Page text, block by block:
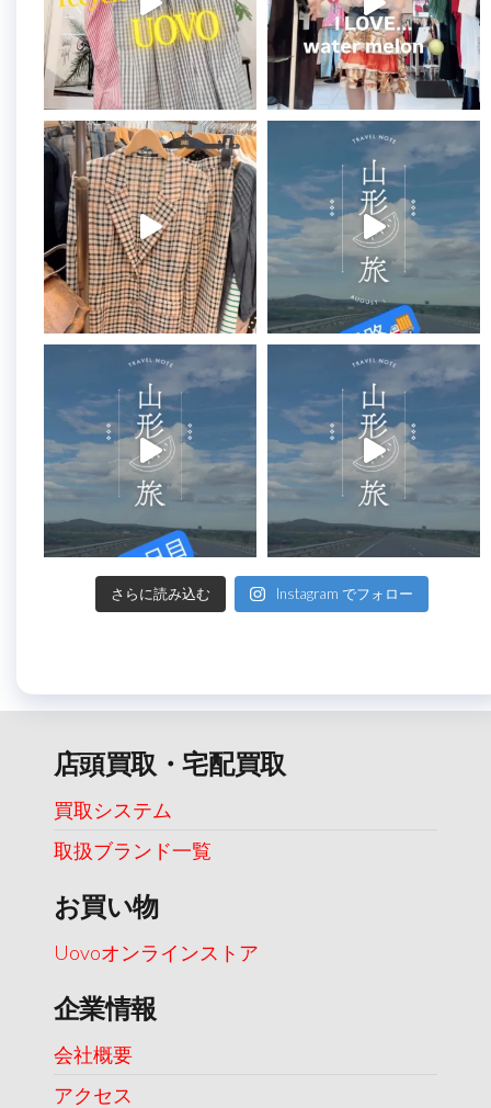
さらに読み込む Instagram でフォロー
店頭買取・宅配買取
買取システム
取扱ブランド一覧
お買い物
Uovoオンラインストア
企業情報
会社概要
アクセス